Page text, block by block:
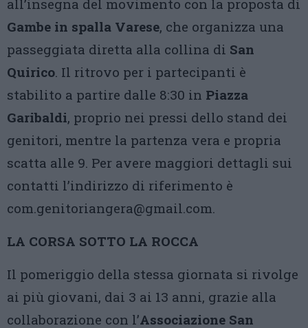
all’insegna del movimento con la proposta di
Gambe in spalla Varese, che organizza una
passeggiata diretta alla collina di San
Quirico. Il ritrovo per i partecipanti è
stabilito a partire dalle 8:30 in Piazza
Garibaldi, proprio nei pressi dello stand dei
genitori, mentre la partenza vera e propria
scatta alle 9. Per avere maggiori dettagli sui
contatti l’indirizzo di riferimento è
com.genitoriangera@gmail.com.
LA CORSA SOTTO LA ROCCA
Il pomeriggio della stessa giornata si rivolge
ai più giovani, dai 3 ai 13 anni, grazie alla
collaborazione con l’Associazione San